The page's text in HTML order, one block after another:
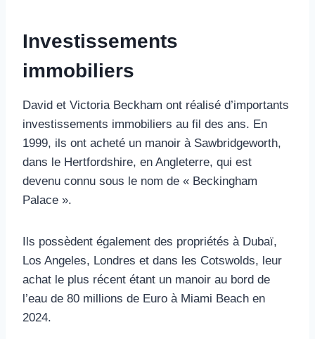
Investissements
immobiliers
David et Victoria Beckham ont réalisé d’importants
investissements immobiliers au fil des ans. En
1999, ils ont acheté un manoir à Sawbridgeworth,
dans le Hertfordshire, en Angleterre, qui est
devenu connu sous le nom de « Beckingham
Palace ».
Ils possèdent également des propriétés à Dubaï,
Los Angeles, Londres et dans les Cotswolds, leur
achat le plus récent étant un manoir au bord de
l’eau de 80 millions de Euro à Miami Beach en
2024.